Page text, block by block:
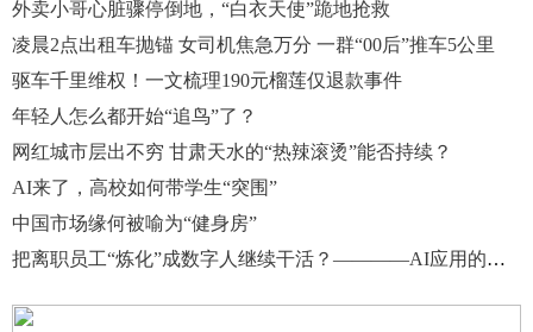
外卖小哥心脏骤停倒地，“白衣天使”跪地抢救
凌晨2点出租车抛锚 女司机焦急万分 一群“00后”推车5公里
驱车千里维权！一文梳理190元榴莲仅退款事件
年轻人怎么都开始“追鸟”了？
网红城市层出不穷 甘肃天水的“热辣滚烫”能否持续？
AI来了，高校如何带学生“突围”
中国市场缘何被喻为“健身房”
把离职员工“炼化”成数字人继续干活？————AI应用的合规边界与权益困境剖析